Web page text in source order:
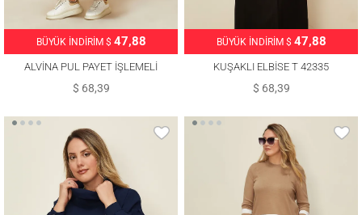
BÜYÜK İNDİRİM $ 47,88
ALVİNA PUL PAYET İŞLEMELİ
ELBİSE T 42436
$ 68,39
BÜYÜK İNDİRİM $ 47,88
KUŞAKLI ELBİSE T 42335
$ 68,39